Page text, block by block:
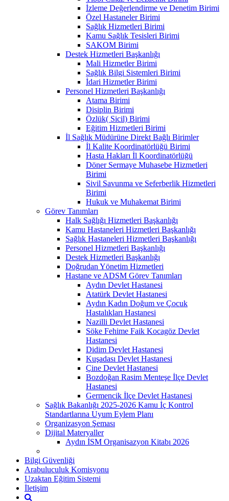
İzleme Değerlendirme ve Denetim Birimi
Özel Hastaneler Birimi
Sağlık Hizmetleri Birimi
Kamu Sağlık Tesisleri Birimi
SAKOM Birimi
Destek Hizmetleri Başkanlığı
Mali Hizmetler Birimi
Sağlık Bilgi Sistemleri Birimi
İdari Hizmetler Birimi
Personel Hizmetleri Başkanlığı
Atama Birimi
Disiplin Birimi
Özlük( Sicil) Birimi
Eğitim Hizmetleri Birimi
İl Sağlık Müdürüne Direkt Bağlı Birimler
İl Kalite Koordinatörlüğü Birimi
Hasta Hakları İl Koordinatörlüğü
Döner Sermaye Muhasebe Hizmetleri
Birimi
Sivil Savunma ve Seferberlik Hizmetleri
Birimi
Hukuk ve Muhakemat Birimi
Görev Tanımları
Halk Sağlığı Hizmetleri Başkanlığı
Kamu Hastaneleri Hizmetleri Başkanlığı
Sağlık Hastaneleri Hizmetleri Başkanlığı
Personel Hizmetleri Başkanlığı
Destek Hizmetleri Başkanlığı
Doğrudan Yönetim Hizmetleri
Hastane ve ADSM Görev Tanımları
Aydın Devlet Hastanesi
Atatürk Devlet Hastanesi
Aydın Kadın Doğum ve Çocuk
Hastalıkları Hastanesi
Nazilli Devlet Hastanesi
Söke Fehime Faik Kocagöz Devlet
Hastanesi
Didim Devlet Hastanesi
Kuşadası Devlet Hastanesi
Çine Devlet Hastanesi
Bozdoğan Rasim Menteşe İlçe Devlet
Hastanesi
Germencik İlçe Devlet Hastanesi
Sağlık Bakanlığı 2025-2026 Kamu İç Kontrol
Standartlarına Uyum Eylem Planı
Organizasyon Şeması
Dijital Materyaller
Aydın İSM Organisazyon Kitabı 2026
Bilgi Güvenliği
Arabuluculuk Komisyonu
Uzaktan Eğitim Sistemi
İletişim